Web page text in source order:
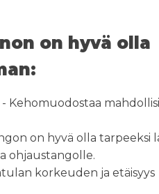
on hyvä olla
Kehomuodostaa
on hyvä olla tarpeeksi
ohjaustangolle.
korkeuden ja etäisyys